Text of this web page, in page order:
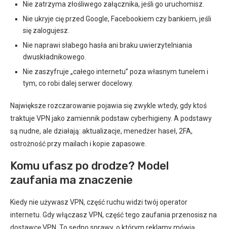
Nie zatrzyma złośliwego załącznika, jeśli go uruchomisz.
Nie ukryje cię przed Google, Facebookiem czy bankiem, jeśli
się zalogujesz.
Nie naprawi słabego hasła ani braku uwierzytelniania
dwuskładnikowego.
Nie zaszyfruje „całego internetu” poza własnym tunelem i
tym, co robi dalej serwer docelowy.
Największe rozczarowanie pojawia się zwykle wtedy, gdy ktoś
traktuje VPN jako zamiennik podstaw cyberhigieny. A podstawy
są nudne, ale działają: aktualizacje, menedżer haseł, 2FA,
ostrożność przy mailach i kopie zapasowe.
Komu ufasz po drodze? Model
zaufania ma znaczenie
Kiedy nie używasz VPN, część ruchu widzi twój operator
internetu. Gdy włączasz VPN, część tego zaufania przenosisz na